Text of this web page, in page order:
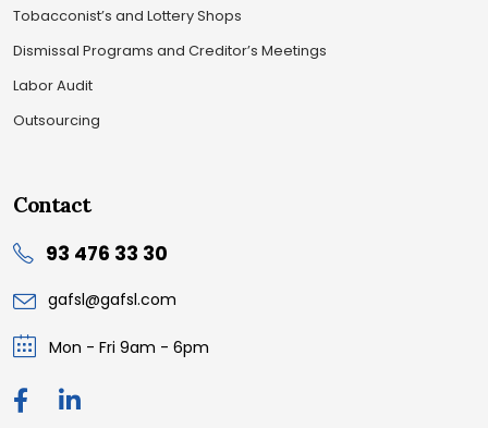
Tobacconist’s and Lottery Shops
Dismissal Programs and Creditor’s Meetings
Labor Audit
Outsourcing
Contact
93 476 33 30
gafsl@gafsl.com
Mon - Fri 9am - 6pm